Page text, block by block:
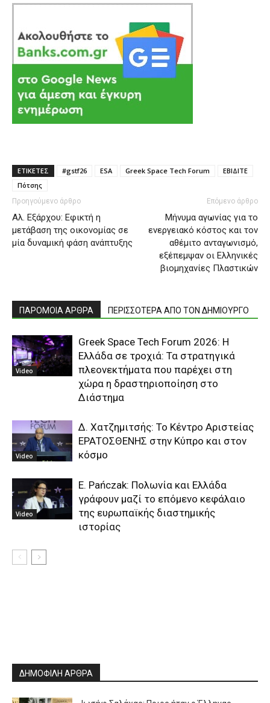
ΕΤΙΚΕΤΕΣ #gstf26 ESA Greek Space Tech Forum
ΕΒΙΔΙΤΕ
Πότσης
Προηγούμενο άρθρο
Αλ. Εξάρχου: Εφικτή η
μετάβαση της οικονομίας σε
μία δυναμική φάση ανάπτυξης
Επόμενο άρθρο
Μήνυμα αγωνίας για το
ενεργειακό κόστος και τον
αθέμιτο ανταγωνισμό,
εξέπεμψαν οι Ελληνικές
βιομηχανίες Πλαστικών
ΠΑΡΟΜΟΙΑ ΑΡΘΡΑ ΠΕΡΙΣΣΟΤΕΡΑ ΑΠΟ ΤΟΝ ΔΗΜΙΟΥΡΓΟ
Video
Greek Space Tech Forum 2026: Η
Ελλάδα σε τροχιά: Τα στρατηγικά
πλεονεκτήματα που παρέχει στη
χώρα η δραστηριοποίηση στο
Διάστημα
Video
Δ. Χατζημιτσής: Το Κέντρο Αριστείας
ΕΡΑΤΟΣΘΕΝΗΣ στην Κύπρο και στον
κόσμο
Video
E. Pańczak: Πολωνία και Ελλάδα
γράφουν μαζί το επόμενο κεφάλαιο
της ευρωπαϊκής διαστημικής
ιστορίας
ΔΗΜΟΦΙΛΗ ΑΡΘΡΑ